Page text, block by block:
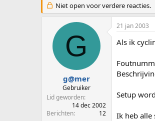
d
e
r
e
a
r
t
a
m
Niet open voor verdere reacties.
G
g@mer
Gebruiker
Lid geworden
14 dec 2002
Berichten
12
21 jan 2003
Als ik
Setup
Ik heb alle